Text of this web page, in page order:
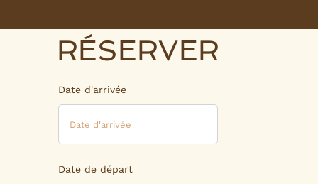
RÉSERVER
Date d'arrivée
Date de départ